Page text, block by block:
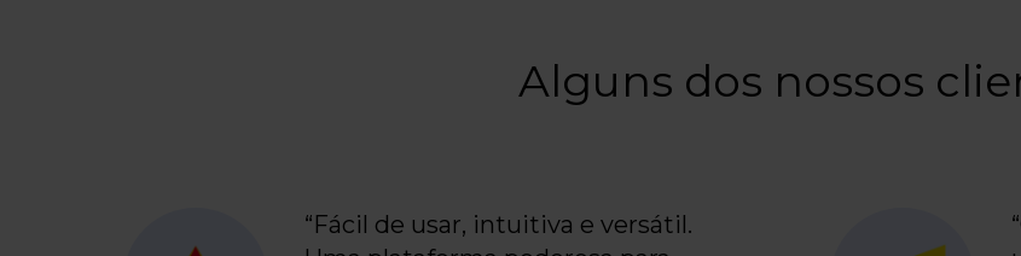
Alguns dos nossos
“Fácil de usar, intuitiva e versátil.